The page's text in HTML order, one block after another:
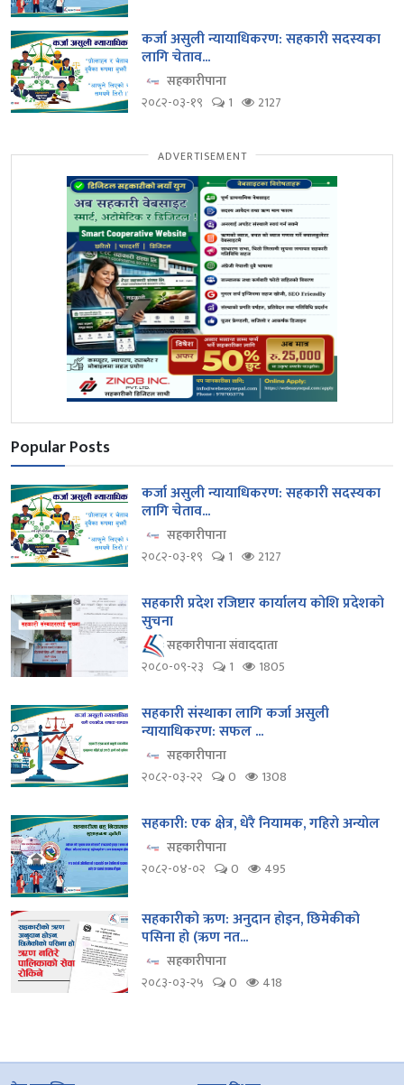
कर्जा असुली न्यायाधिकरण: सहकारी सदस्यका
लागि चेताव...
सहकारीपाना
२०८२-०३-१९
1 2127
ADVERTISEMENT
Popular Posts
कर्जा असुली न्यायाधिकरण: सहकारी सदस्यका
लागि चेताव...
सहकारीपाना
२०८२-०३-१९
1 2127
सहकारी प्रदेश रजिष्टार कार्यालय कोशि प्रदेशको
सुचना
सहकारीपाना संवाददाता
२०८०-०९-२३
1 1805
सहकारी संस्थाका लागि कर्जा असुली
न्यायाधिकरण: सफल ...
सहकारीपाना
२०८२-०३-२२
0 1308
सहकारी: एक क्षेत्र, धेरै नियामक, गहिरो अन्योल
सहकारीपाना
२०८२-०४-०२
0 495
सहकारीको ऋण: अनुदान होइन, छिमेकीको
पसिना हो (ऋण नत...
सहकारीपाना
२०८३-०३-२५
0 418